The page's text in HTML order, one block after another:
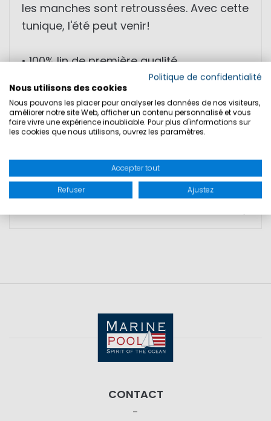
les manches sont retroussées. Avec cette
tunique, l'été peut venir!
• 100% lin de première qualité
• Tunique à coupe cintrée
• Petits détails de broderie
• Manches à enrouler avec bouton de
fermeture
CONTACT
Politique de confidentialité
Nous utilisons des cookies
Nous pouvons les placer pour analyser les données de nos visiteurs,
améliorer notre site Web, afficher un contenu personnalisé et vous
faire vivre une expérience inoubliable. Pour plus d'informations sur
les cookies que nous utilisons, ouvrez les paramètres.
Accepter tout
Refuser Ajustez